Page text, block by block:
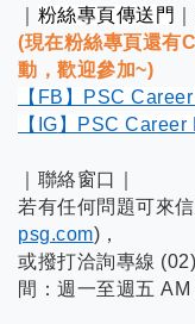
粉絲專頁傳送門
(現在粉絲專頁還有
動，歡迎參加~)
【FB 】PSC
【IG 】PSC Career
｜聯絡窗口｜
若有任何問題可來
psg.com)，
或撥打洽詢專線
間：週一至週五